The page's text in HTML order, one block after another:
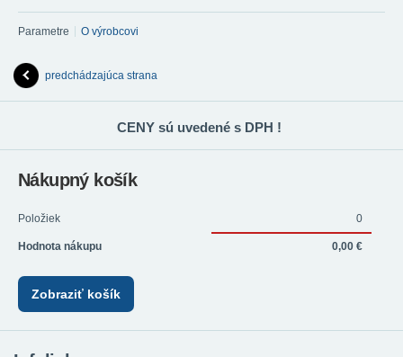
Parametre O výrobcovi
predchádzajúca strana
CENY sú uvedené s DPH !
Nákupný košík
Položiek 0
Hodnota nákupu 0,00 €
Zobraziť košík